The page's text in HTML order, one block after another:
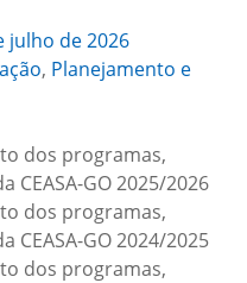
julho de 2026
, Planejamento e
dos programas,
CEASA-GO 2025/2026
dos programas,
CEASA-GO 2024/2025
dos programas,